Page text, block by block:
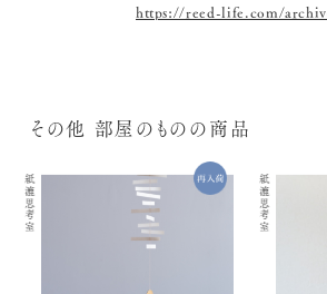
https://reed-life.com/
その他 部屋のものの商品
紙漉思考室 紙漉思考室